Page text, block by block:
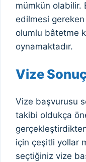
mümkün olabilir.
edilmesi
olumlu bâtetme
oynamaktadır.
Vize
Vize başvurusu
takibi oldukça
için çeşitli yollar
seçtiğiniz vize